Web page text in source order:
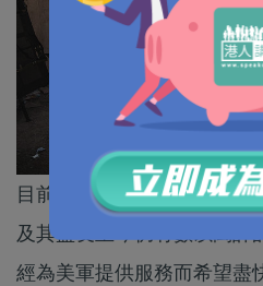
目前距離美軍撤出阿富汗的
及其盟友至今仍有數以萬計
經為美軍提供服務而希望盡